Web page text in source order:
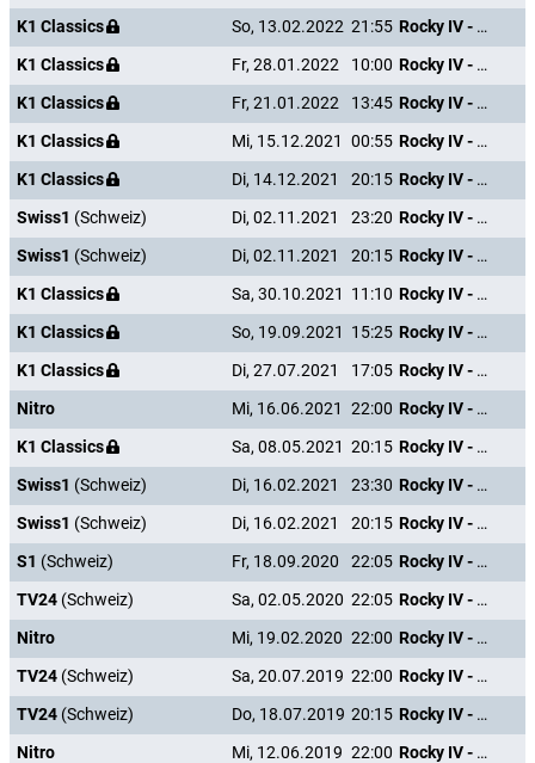
K1 Classics
So, 13.02.2022 21:55
Rocky IV - Der Kampf des Jahrhunderts
K1 Classics
Fr, 28.01.2022 10:00
Rocky IV - Der Kampf des Jahrhunderts
K1 Classics
Fr, 21.01.2022 13:45
Rocky IV - Der Kampf des Jahrhunderts
K1 Classics
Mi, 15.12.2021 00:55
Rocky IV - Der Kampf des Jahrhunderts
K1 Classics
Di, 14.12.2021 20:15
Rocky IV - Der Kampf des Jahrhunderts
Swiss1 (Schweiz) Di, 02.11.2021 23:20
Rocky IV - Der Kampf des Jahrhunderts
Swiss1 (Schweiz) Di, 02.11.2021 20:15
Rocky IV - Der Kampf des Jahrhunderts
K1 Classics
Sa, 30.10.2021 11:10
Rocky IV - Der Kampf des Jahrhunderts
K1 Classics
So, 19.09.2021 15:25
Rocky IV - Der Kampf des Jahrhunderts
K1 Classics
Di, 27.07.2021 17:05
Rocky IV - Der Kampf des Jahrhunderts
Nitro
Mi, 16.06.2021 22:00
Rocky IV - Der Kampf des Jahrhunderts
K1 Classics
Sa, 08.05.2021 20:15
Rocky IV - Der Kampf des Jahrhunderts
Swiss1 (Schweiz) Di, 16.02.2021 23:30
Rocky IV - Der Kampf des Jahrhunderts
Swiss1 (Schweiz) Di, 16.02.2021 20:15
Rocky IV - Der Kampf des Jahrhunderts
S1 (Schweiz) Fr, 18.09.2020 22:05
Rocky IV - Der Kampf des Jahrhunderts
TV24 (Schweiz) Sa, 02.05.2020 22:05
Rocky IV - Der Kampf des Jahrhunderts
Nitro
Mi, 19.02.2020 22:00
Rocky IV - Der Kampf des Jahrhunderts
TV24 (Schweiz) Sa, 20.07.2019 22:00
Rocky IV - Der Kampf des Jahrhunderts
TV24 (Schweiz) Do, 18.07.2019 20:15
Rocky IV - Der Kampf des Jahrhunderts
Nitro
Mi, 12.06.2019 22:00
Rocky IV - Der Kampf des Jahrhunderts